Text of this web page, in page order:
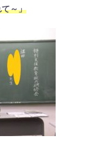
～」